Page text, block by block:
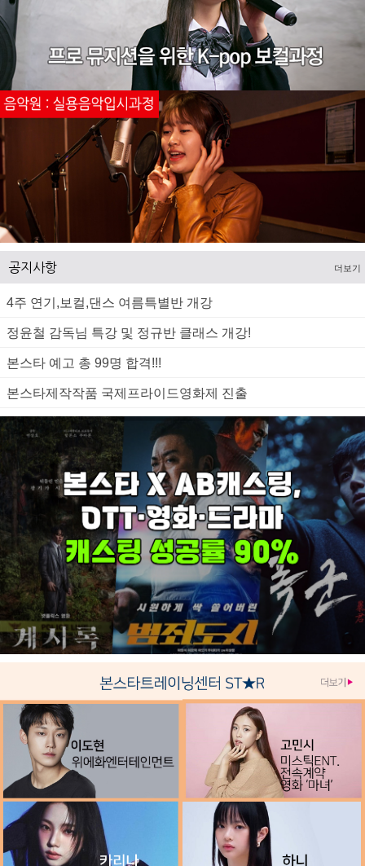
공지사항
4주 연기,보컬,댄스 여름특별반 개강
정윤철 감독님 특강 및 정규반 클래스 개강!
본스타 예고 총 99명 합격!!!
본스타제작작품 국제프라이드영화제 진출
더보기